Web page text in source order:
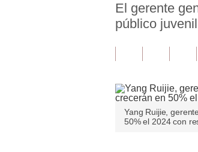
El gerente
público
Yang Ruijie,
50% el 2024 con